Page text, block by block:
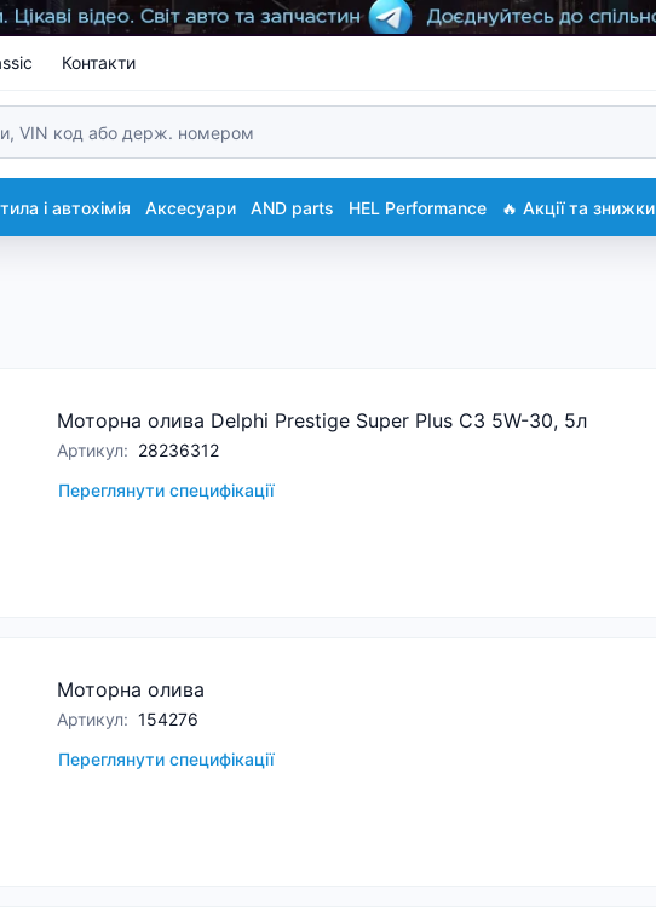
Контакти
і автохімія Аксесуари AND parts HEL Performance 🔥 Акції та знижки
Моторна олива Delphi Prestige Super Plus C3 5W-30, 5л
Артикул: 28236312
Переглянути специфікації
Моторна олива
Артикул: 154276
Переглянути специфікації